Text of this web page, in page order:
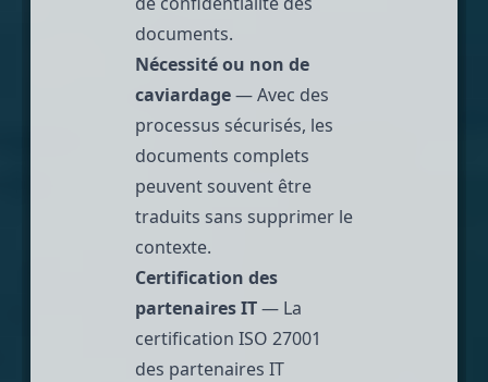
documents.
Nécessité ou non de
caviardage— Avec des
processus sécurisés, les
documents complets
peuvent souvent être
traduits sans supprimer le
contexte.
Certification des
partenaires IT— La
certification ISO 27001
des partenaires IT